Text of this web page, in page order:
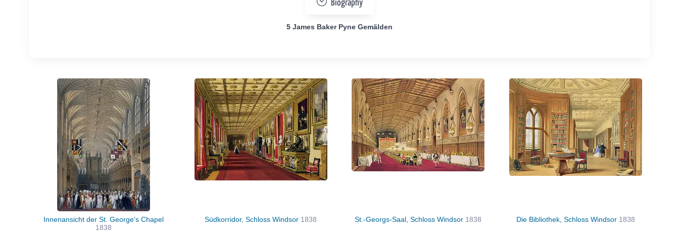
Biography
5 James Baker Pyne Gemälden
Innenansicht der St. George's Chapel
1838
Südkorridor, Schloss Windsor 1838 St.-Georgs-Saal, Schloss Windsor 1838 Die Bibliothek, Schloss Windsor 1838